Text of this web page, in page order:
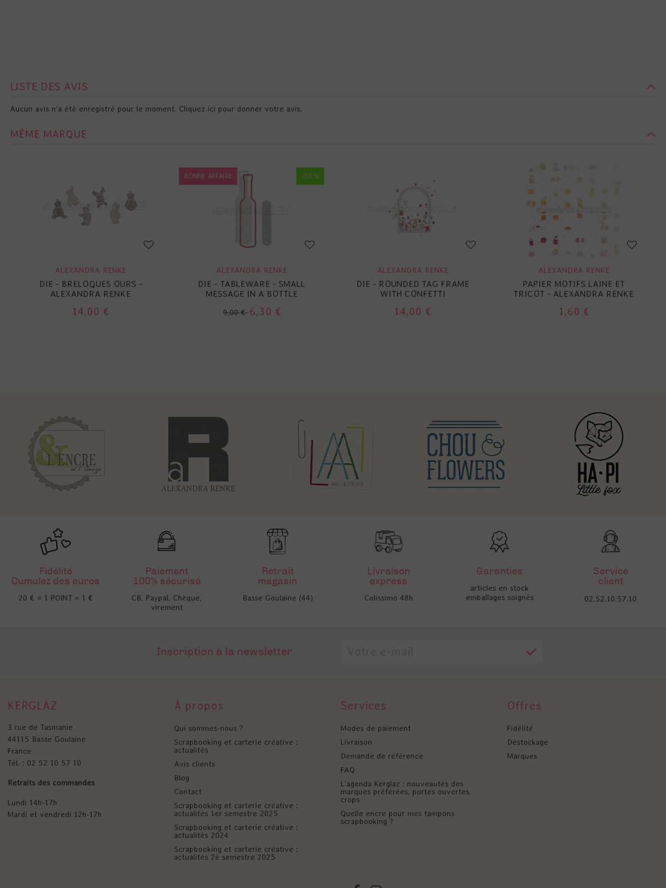
LISTE DES AVIS
Aucun avis n'a été enregistré pour le moment. Cliquez ici pour donner votre avis.
MÊME MARQUE
ALEXANDRA RENKE
DIE - BRELOQUES OURS -
ALEXANDRA RENKE
14,00 €
BONNE AFFAIRE -30 %
ALEXANDRA RENKE
DIE - TABLEWARE - SMALL
MESSAGE IN A BOTTLE
9,00 € 6,30 €
ALEXANDRA RENKE
DIE - ROUNDED TAG FRAME
WITH CONFETTI
14,00 €
ALEXANDRA RENKE
PAPIER MOTIFS LAINE ET
TRICOT - ALEXANDRA RENKE
1,60 €
Fidélité
Cumulez des euros
20 € = 1 POINT = 1 €
Paiement
100% sécurisé
CB, Paypal, Chèque,
virement
Retrait
magasin
Basse Goulaine (44)
Livraison
express
Colissimo 48h
Garanties
articles en stock
emballages soignés
Service
client
02.52.10.57.10
Inscription à la newsletter
KERGLAZ
3 rue de Tasmanie
44115 Basse Goulaine
France
Tél. : 02 52 10 57 10
Retraits des commandes
Lundi 14h-17h
Mardi et vendredi 12h-17h
À propos
Qui sommes-nous ?
Scrapbooking et carterie créative :
actualités
Avis clients
Blog
Contact
Scrapbooking et carterie créative :
actualités 1er semestre 2025
Scrapbooking et carterie créative :
actualités 2024
Scrapbooking et carterie créative :
actualités 2è semestre 2025
Services
Modes de paiement
Livraison
Demande de référence
FAQ
L'agenda Kerglaz : nouveautés des
marques préférées, portes ouvertes,
crops
Quelle encre pour mes tampons
scrapbooking ?
Offres
Fidélité
Déstockage
Marques